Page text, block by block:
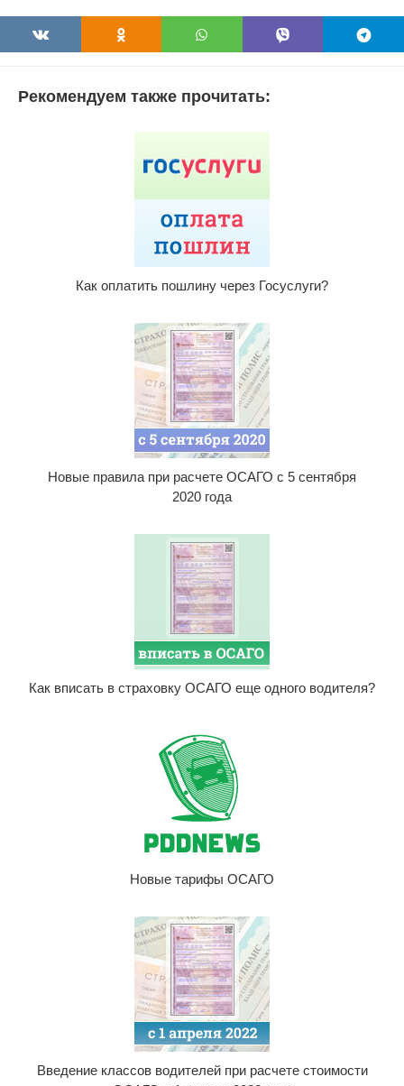
Рекомендуем также прочитать:
Как оплатить пошлину через Госуслуги?
Новые правила при расчете ОСАГО с 5 сентября
2020 года
Как вписать в страховку ОСАГО еще одного водителя?
Новые тарифы ОСАГО
Введение классов водителей при расчете стоимости